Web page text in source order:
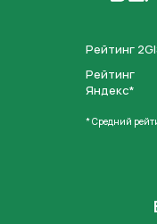
Рейтинг
Рейтинг
Яндекс*
* Средний